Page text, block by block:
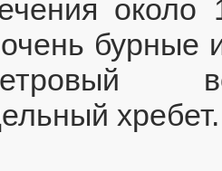
бурные
хребет.